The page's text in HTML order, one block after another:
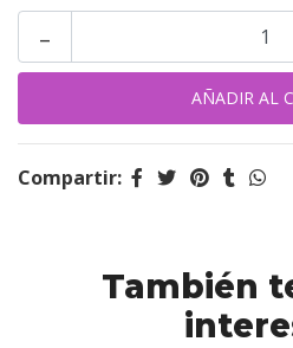
-
Compartir:
También